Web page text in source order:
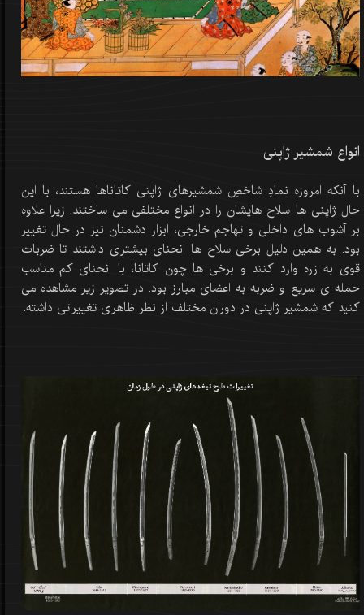
انواع شمشیر ژاپنی
با آنکه امروزه نمادِ شاخصِ شمشیرهای ژاپنی کاتاناها هستند، با این
حال ژاپنی ها سلاح هایشان را در انواع مختلفی می ساختند. زیرا علاوه
بر آشوب های داخلی و تهاجم خارجی، ابزار دشمنان نیز در حال تغییر
بود. به همین دلیل برخی سلاح ها انحنای بیشتری داشتند تا ضربات
قوی به زره وارد کنند و برخی ها چون کاتانا، با انحنای کم مناسب
حمله ی سریع و ضربه به اعضای مبارز بود. در تصویر زیر مشاهده می
کنید که شمشیر ژاپنی در دوران مختلف از نظر ظاهری تغییراتی داشته.